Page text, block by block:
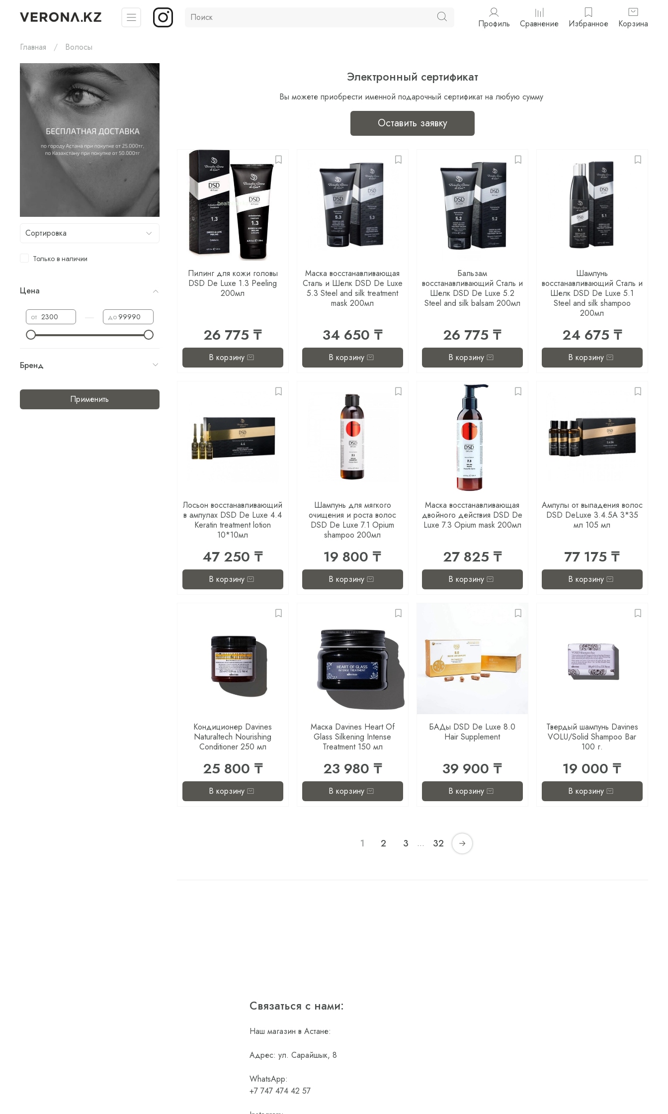
Профиль Сравнение Избранное Корзина
Главная Волосы
Электронный сертификат
Вы можете приобрести именной подарочный сертификат на любую сумму
Оставить заявку
Пилинг для кожи головы
DSD De Luxe 1.3 Peeling
200мл
26 775 ₸
В корзину
Маска восстанавливающая
Сталь и Шелк DSD De Luxe
5.3 Steel and silk treatment
mask 200мл
34 650 ₸
В корзину
Бальзам
восстанавливающий Сталь и
Шелк DSD De Luxe 5.2
Steel and silk balsam 200мл
26 775 ₸
В корзину
Шампунь
восстанавливающий Сталь и
Шелк DSD De Luxe 5.1
Steel and silk shampoo
200мл
24 675 ₸
В корзину
Лосьон восстанавливающий
в ампулах DSD De Luxe 4.4
Keratin treatment lotion
10*10мл
47 250 ₸
В корзину
Шампунь для мягкого
очищения и роста волос
DSD De Luxe 7.1 Opium
shampoo 200мл
19 800 ₸
В корзину
Маска восстанавливающая
двойного действия DSD De
Luxe 7.3 Opium mask 200мл
27 825 ₸
В корзину
Ампулы от выпадения волос
DSD DeLuxe 3.4.5A 3*35
мл 105 мл
77 175 ₸
В корзину
Кондиционер Davines
Naturaltech Nourishing
Conditioner 250 мл
25 800 ₸
В корзину
Маска Davines Heart Of
Glass Silkening Intense
Treatment 150 мл
23 980 ₸
В корзину
БАДы DSD De Luxe 8.0
Hair Supplement
39 900 ₸
В корзину
Твердый шампунь Davines
VOLU/Solid Shampoo Bar
100 г.
19 000 ₸
В корзину
1 2 3 … 32
Только в наличии
Цена
от до
Бренд
Применить
Связаться с нами:
Наш магазин в Астане:
Адрес: ул. Сарайшык, 8
WhatsApp:
+7 747 474 42 57